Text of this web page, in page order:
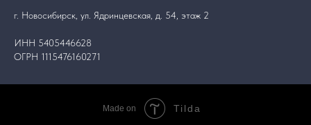
г. Новосибирск, ул. Ядринцевская, д. 54, этаж 2
ИНН 5405446628
ОГРН 1115476160271
Made on Tilda